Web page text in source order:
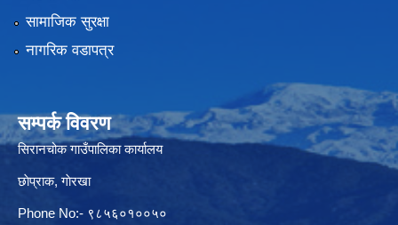
सामाजिक सुरक्षा
नागरिक वडापत्र
सम्पर्क विवरण
सिरानचोक गाउँपालिका कार्यालय
छाेप्राक, गाेरखा
Phone No:- ९८५६०१००५०